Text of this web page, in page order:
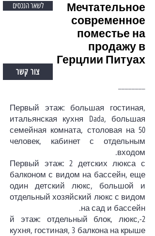
לשאר הנכסים
צור קשר
Мечтательное
современное
поместье на
продажу в
Герцлии Питуах
Первый этаж: большая гостиная,
итальянская кухня Dada, большая
семейная комната, столовая на 50
человек, кабинет с отдельным
входом.
Первый этаж: 2 детских люкса с
балконом с видом на бассейн, еще
один детский люкс, большой и
отдельный хозяйский люкс с видом
на сад и бассейн.
2-й этаж: отдельный блок, люкс,
кухня, гостиная, 3 балкона на крыше